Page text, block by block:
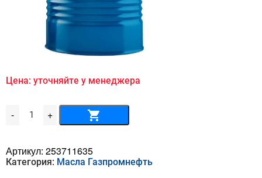
Цена: уточняйте у менеджера
- Количество
товара
TurbineOil
F
SynthEP-
+
Артикул: 253711635
Категория: Масла Газпромнефть